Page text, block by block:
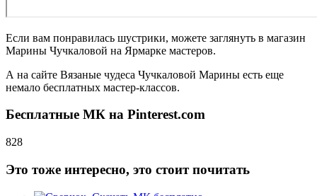
Если вам понравилась шустрики, можете заглянуть в магазин
Марины Чучкаловой на Ярмарке мастеров.
А на сайте Вязаные чудеса Чучкаловой Марины есть еще
немало бесплатных мастер-классов.
Бесплатные МК на Pinterest.com
828
Это тоже интересно, это стоит почитать